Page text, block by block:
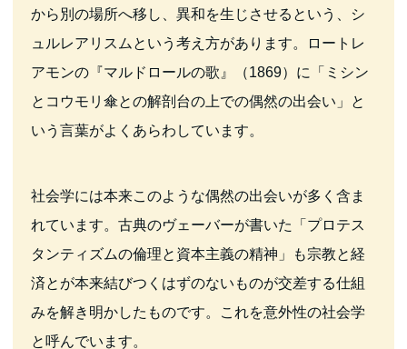
から別の場所へ移し、異和を生じさせるという、シ
ュルレアリスムという考え方があります。ロートレ
アモンの『マルドロールの歌』（1869）に「ミシン
とコウモリ傘との解剖台の上での偶然の出会い」と
いう言葉がよくあらわしています。
社会学には本来このような偶然の出会いが多く含ま
れています。古典のヴェーバーが書いた「プロテス
タンティズムの倫理と資本主義の精神」も宗教と経
済とが本来結びつくはずのないものが交差する仕組
みを解き明かしたものです。これを意外性の社会学
と呼んでいます。